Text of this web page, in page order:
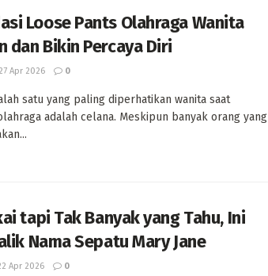
Loose Pants Olahraga Wanita
dan Bikin Percaya Diri
Apr 2026 0
satu yang paling diperhatikan wanita saat
adalah celana. Meskipun banyak orang yang
tapi Tak Banyak yang Tahu, Ini
Nama Sepatu Mary Jane
Apr 2026 0